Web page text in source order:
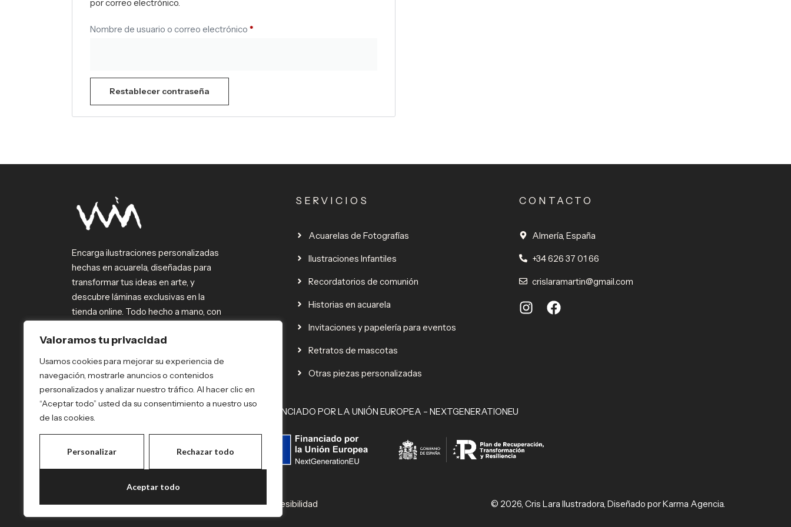
Valoramos tu privacidad
Usamos cookies para mejorar su experiencia de
navegación, mostrarle anuncios o contenidos
personalizados y analizar nuestro tráfico. Al hacer clic en
“Aceptar todo” usted da su consentimiento a nuestro uso
de las cookies.
Personalizar Rechazar todo
Aceptar todo
por correo electrónico.
Nombre de usuario o correo electrónico *
Restablecer contraseña
Encarga ilustraciones personalizadas
hechas en acuarela, diseñadas para
transformar tus ideas en arte, y
descubre láminas exclusivas en la
tienda online. Todo hecho a mano, con
creativo.
SERVICIOS
Acuarelas de Fotografías
Ilustraciones Infantiles
Recordatorios de comunión
Historias en acuarela
Invitaciones y papelería para eventos
Retratos de mascotas
Otras piezas personalizadas
CONTACTO
Almería, España
+34 626 37 01 66
crislaramartin@gmail.com
FINANCIADO POR LA UNIÓN EUROPEA – NEXTGENERATIONEU
Política de Privacidad y Cookies Declaración de Accesibilidad © 2026, Cris Lara Ilustradora, Diseñado por Karma Agencia.